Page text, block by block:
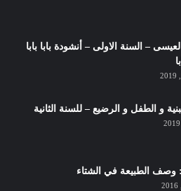
– السنة الاولى – أنشودة بابا بابا
و الطفل و الرضيع – للسنة الثانية
وصف الطبيعة في الشتاء